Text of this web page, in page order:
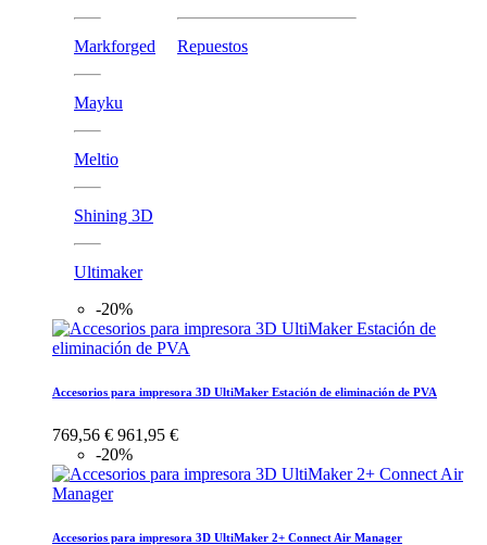
Markforged
Mayku
Meltio
Shining 3D
Ultimaker
Repuestos
-20%
Accesorios para impresora 3D UltiMaker Estación de eliminación de PVA
769,56 € 961,95 €
-20%
Accesorios para impresora 3D UltiMaker 2+ Connect Air Manager